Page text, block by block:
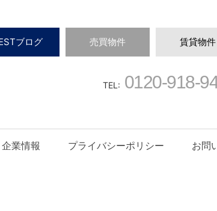
ブログ 売買物件 賃貸物件
TEL: 0120-918-
企業情報 プライバシーポリシー お問